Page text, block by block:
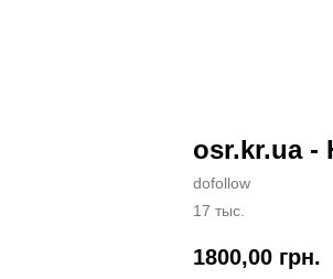
osr.kr.ua -
dofollow
17 тыс.
1800,00 грн.